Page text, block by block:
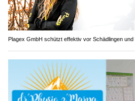
Plagex GmbH schützt effektiv vor Schädlingen und